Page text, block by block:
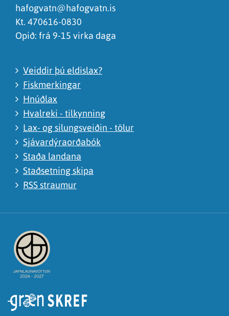
hafogvatn@hafogvatn.is
Kt. 470616-0830
Opið: frá 9-15 virka daga
Veiddir þú eldislax?
Fiskmerkingar
Hnúðlax
Hvalreki - tilkynning
Lax- og silungsveiðin - tölur
Sjávardýraorðabók
Staða landana
Staðsetning skipa
RSS straumur